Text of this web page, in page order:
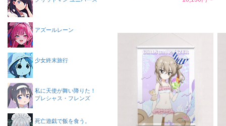
アズールレーン
少女終末旅行
私に天使が舞い降りた！
プレシャス・フレンズ
死亡遊戯で飯を食う。